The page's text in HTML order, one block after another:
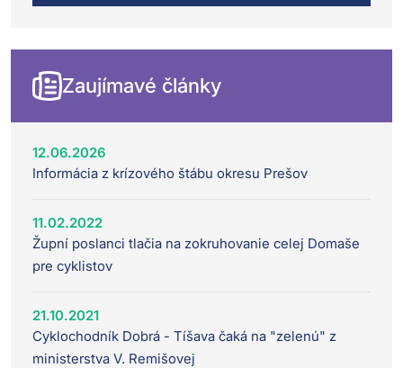
Zaujímavé články
12.06.2026
Informácia z krízového štábu okresu Prešov
11.02.2022
Župní poslanci tlačia na zokruhovanie celej Domaše
pre cyklistov
21.10.2021
Cyklochodník Dobrá - Tíšava čaká na "zelenú" z
ministerstva V. Remišovej